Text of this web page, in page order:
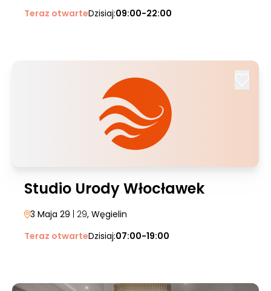
Teraz otwarteDzisiaj:09:00-22:00
Studio Urody Włocławek
3 Maja 29 | 29, Węgielin
Teraz otwarteDzisiaj:07:00-19:00